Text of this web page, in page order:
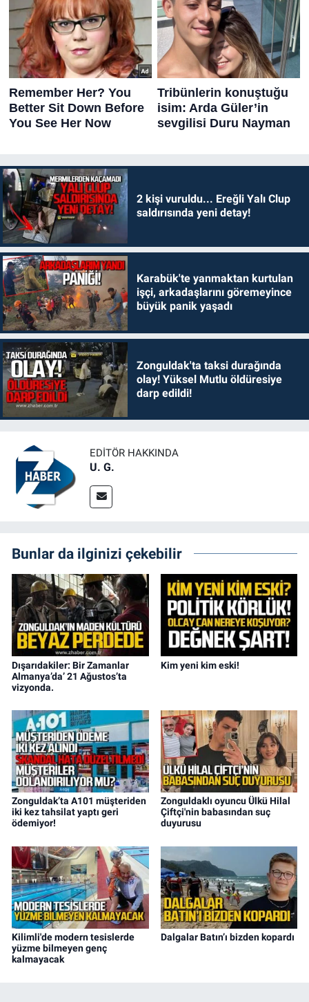
2 kişi vuruldu... Ereğli Yalı Clup
saldırısında yeni detay!
Karabük'te yanmaktan kurtulan
işçi, arkadaşlarını göremeyince
büyük panik yaşadı
Zonguldak'ta taksi durağında
olay! Yüksel Mutlu öldüresiye
darp edildi!
EDITÖR HAKKINDA
U. G.
Bunlar da ilginizi çekebilir
Dışarıdakiler: Bir Zamanlar
Almanya’da’ 21 Ağustos’ta
vizyonda.
Kim yeni kim eski!
Zonguldak’ta A101 müşteriden
iki kez tahsilat yaptı geri
ödemiyor!
Zonguldaklı oyuncu Ülkü Hilal
Çiftçi'nin babasından suç
duyurusu
Kilimli'de modern tesislerde
yüzme bilmeyen genç
kalmayacak
Dalgalar Batın’ı bizden kopardı